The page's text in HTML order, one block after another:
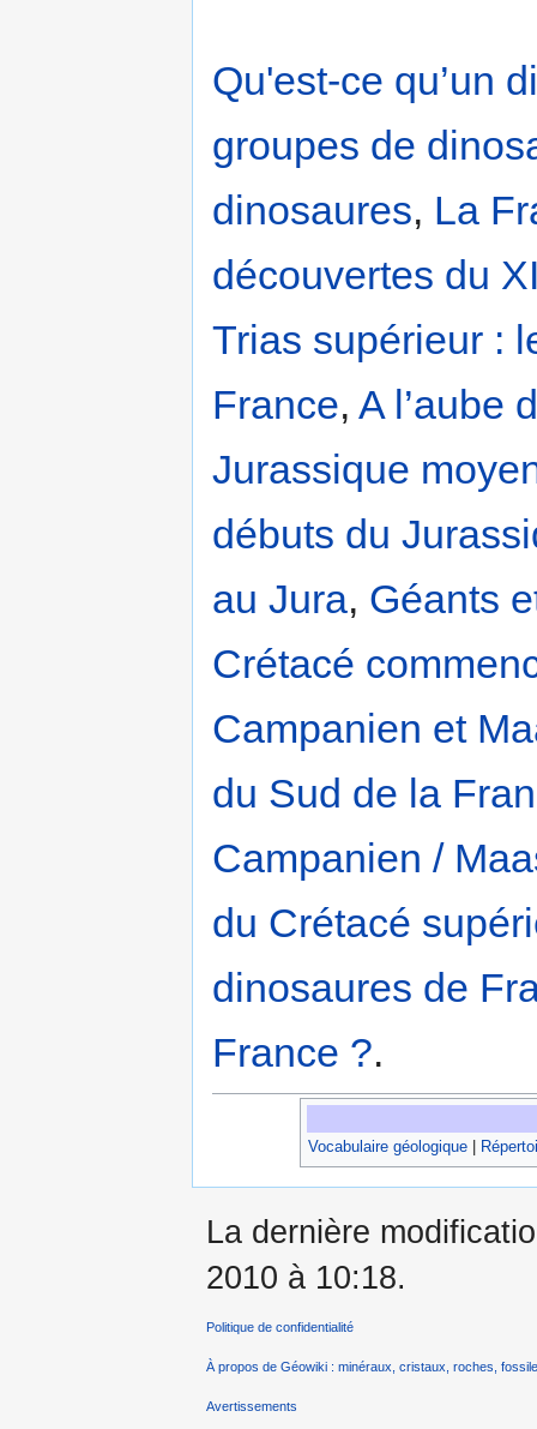
Qu'est-ce qu’un
groupes de
dinosaures, La
découvertes du
Trias supérieur :
France, A l’aube
Jurassique
débuts du
au Jura, Géants
Crétacé
Campanien et
du Sud de la
Campanien /
du Crétacé
dinosaures de
France ?.
Vocabulaire géologique
La dernière
2010 à 10:18.
Politique de confidentialité
À propos de Géowiki : minéraux, cristaux, roches,
Avertissements